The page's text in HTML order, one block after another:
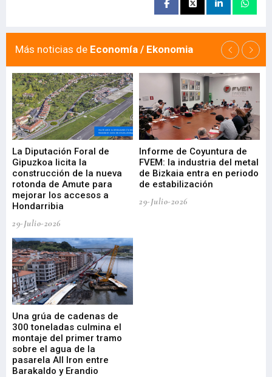
Más noticias de Economía / Ekonomia
La Diputación Foral de
Gipuzkoa licita la
construcción de la nueva
rotonda de Amute para
mejorar los accesos a
Hondarribia
29-Julio-2026
Informe de Coyuntura de
FVEM: la industria del metal
de Bizkaia entra en periodo
de estabilización
29-Julio-2026
Una grúa de cadenas de
300 toneladas culmina el
montaje del primer tramo
sobre el agua de la
pasarela All Iron entre
Barakaldo y Erandio